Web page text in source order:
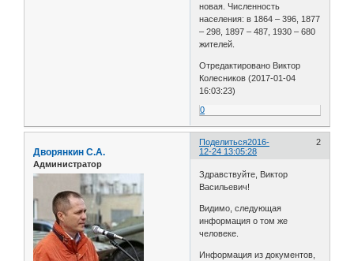
новая. Численность
населения: в 1864 – 396, 1877
– 298, 1897 – 487, 1930 – 680
жителей.
Отредактировано Виктор
Колесников (2017-01-04
16:03:23)
0
Поделиться 2
2016-
12-24 13:05:28
Дворянкин С.А.
Администратор
Здравствуйте, Виктор
Васильевич!
Видимо, следующая
информация о том же
человеке.
Информация из документов,